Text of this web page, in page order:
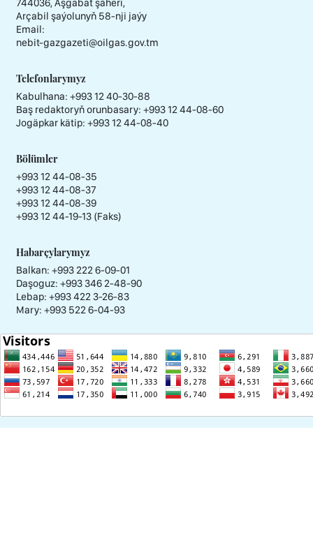
744036, Aşgabat şäheri,
Arçabil şaýolunyň 58-nji jaýy
Email:
nebit-gazgazeti@oilgas.gov.tm
Telefonlarymyz
Kabulhana: +993 12 40-30-88
Baş redaktoryň orunbasary: +993 12 44-08-60
Jogäpkar kätip: +993 12 44-08-40
Bölümler
+993 12 44-08-35
+993 12 44-08-37
+993 12 44-08-39
+993 12 44-19-13 (Faks)
Habarçylarymyz
Balkan: +993 222 6-09-01
Daşoguz: +993 346 2-48-90
Lebap: +993 422 3-26-83
Mary: +993 522 6-04-93